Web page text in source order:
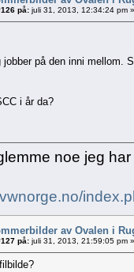
på: juli 31, 2013, 12:34:24 pm »
jobber på den inni
i år da?
noe jeg
av Ovalen i
på: juli 31, 2013, 21:59:05 pm »